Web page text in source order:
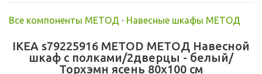
Все компоненты МЕТОД - Навесные шкафы МЕТОД
IKEA s79225916 METOD МЕТОД Навесной
шкаф с полками/2дверцы - белый/
Торхэмн ясень 80x100 см